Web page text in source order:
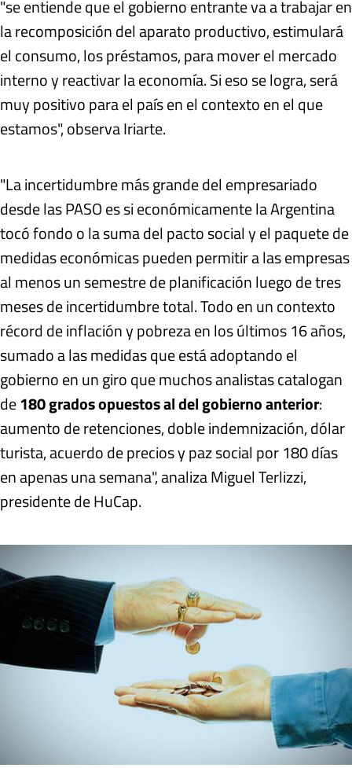
"se entiende que el gobierno entrante va a trabajar en
la recomposición del aparato productivo, estimulará
el consumo, los préstamos, para mover el mercado
interno y reactivar la economía. Si eso se logra, será
muy positivo para el país en el contexto en el que
estamos", observa Iriarte.
"La incertidumbre más grande del empresariado
desde las PASO es si económicamente la Argentina
tocó fondo o la suma del pacto social y el paquete de
medidas económicas pueden permitir a las empresas
al menos un semestre de planificación luego de tres
meses de incertidumbre total. Todo en un contexto
récord de inflación y pobreza en los últimos 16 años,
sumado a las medidas que está adoptando el
gobierno en un giro que muchos analistas catalogan
de180 grados opuestos al del gobierno anterior:
aumento de retenciones, doble indemnización, dólar
turista, acuerdo de precios y paz social por 180 días
en apenas una semana", analiza Miguel Terlizzi,
presidente de HuCap.